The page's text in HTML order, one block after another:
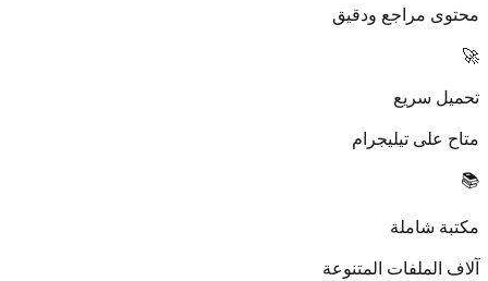
محتوى مراجع ودقيق
🚀
تحميل سريع
متاح على تيليجرام
📚
مكتبة شاملة
آلاف الملفات المتنوعة